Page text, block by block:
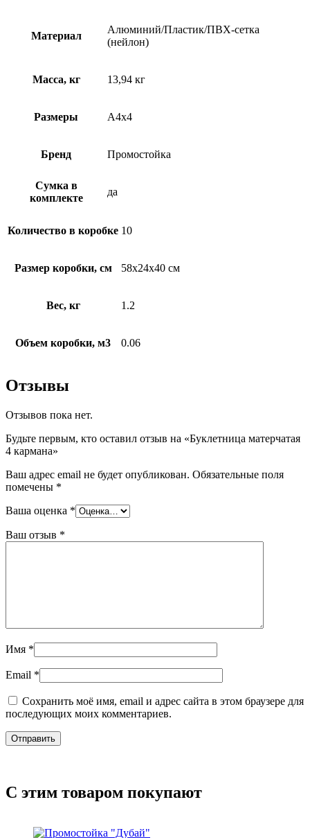
Материал
Алюминий/Пластик/ПВХ-сетка
(нейлон)
Масса, кг 13,94 кг
Размеры А4x4
Бренд Промостойка
Сумка в
комплекте
да
Количество в коробке 10
Размер коробки, см 58x24x40 см
Вес, кг 1.2
Объем коробки, м3 0.06
Отзывы
Отзывов пока нет.
Будьте первым, кто оставил отзыв на «Буклетница матерчатая
4 кармана»
Ваш адрес email не будет опубликован. Обязательные поля
помечены *
Ваша оценка *
Ваш отзыв *
Имя *
Email *
Сохранить моё имя, email и адрес сайта в этом браузере для
последующих моих комментариев.
С этим товаром покупают